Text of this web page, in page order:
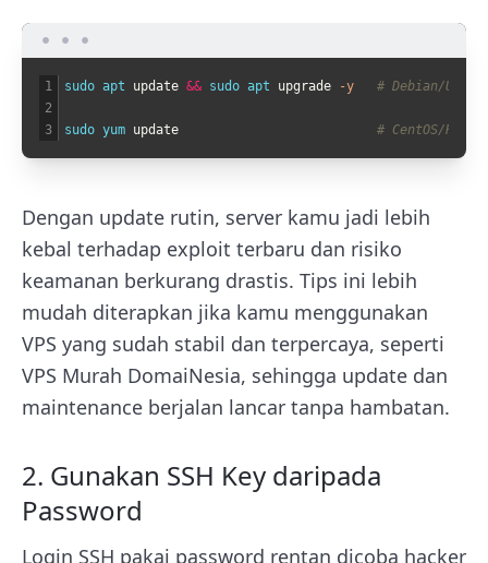
1
2
3
sudo apt update && sudo apt upgrade -y # Debian/
sudo yum update # CentOS/RHEL
Dengan update rutin, server kamu jadi lebih
kebal terhadap exploit terbaru dan risiko
keamanan berkurang drastis. Tips ini lebih
mudah diterapkan jika kamu menggunakan
VPS yang sudah stabil dan terpercaya, seperti
VPS Murah DomaiNesia, sehingga update dan
maintenance berjalan lancar tanpa hambatan.
2. Gunakan SSH Key daripada
Password
Login SSH pakai password rentan dicoba hacker